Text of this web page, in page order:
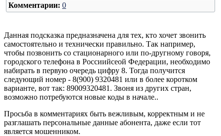
Комментарии: 0
Данная подсказка предназначена для тех, кто хочет звонить
самостоятельно и технически правильно. Так например,
чтобы позвонить со стационарного или по-другному говоря,
городского телефона в Россиийсеой Федерации, необходимо
набирать в первую очередь цифру 8. Тогда получится
следующий номер - 8(900) 9320481 или в более коротком
варианте, вот так: 89009320481. Звоня из других стран,
возможно потребуются новые коды в начале..
Просьба в комментариях быть вежливым, корректным и не
разглашать персональные данные абонента, даже если тот
является мошенником.